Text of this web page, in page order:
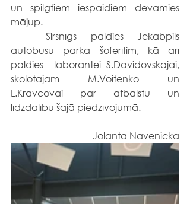
un spilgtiem iespaidiem devāmies
mājup.
	Sirsnīgs paldies Jēkabpils
autobusu parka šoferītim, kā arī
paldies  laborantei S.Davidovskajai,
skolotājām M.Voitenko un
L.Kravcovai par atbalstu un
līdzdalību šajā piedzīvojumā.
Jolanta Navenicka